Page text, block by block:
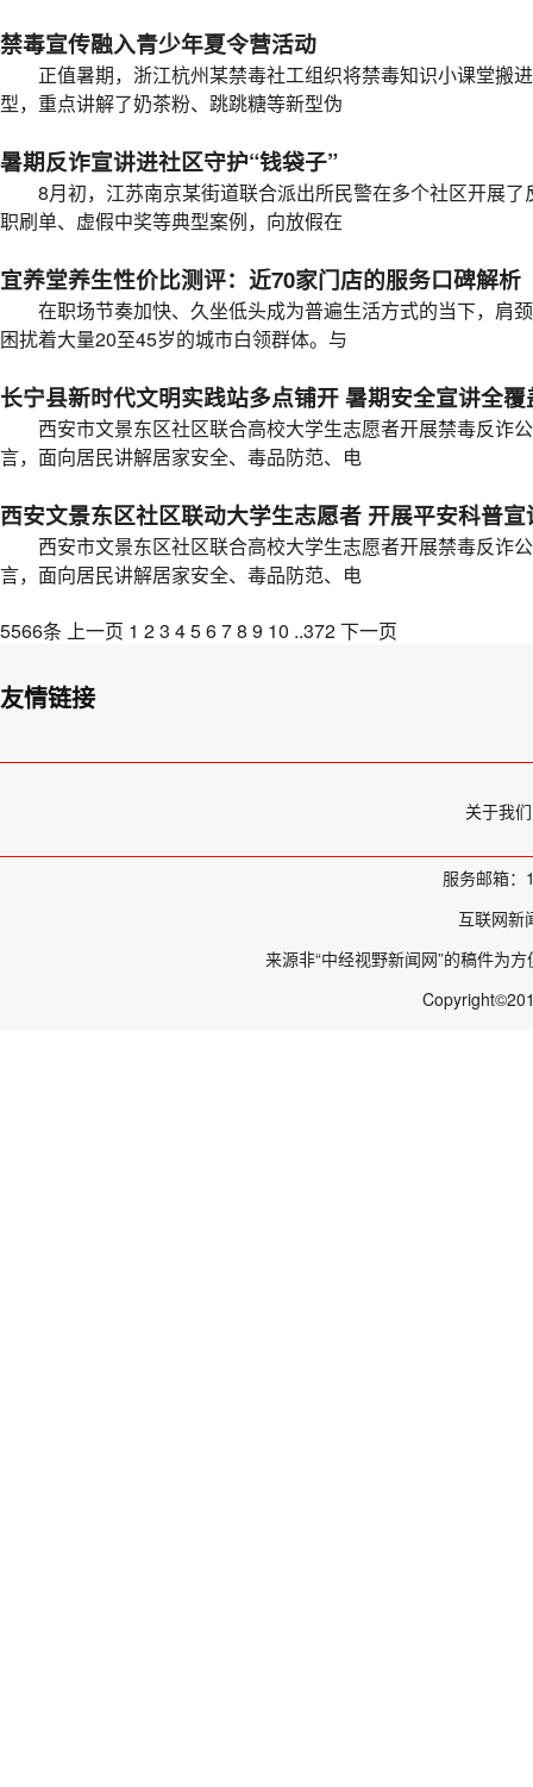
禁毒宣传融入青少年夏令营活动
正值暑期，浙江杭州某禁毒社工组织将禁毒知识小课堂搬
型，重点讲解了奶茶粉、跳跳糖等新型伪
暑期反诈宣讲进社区守护“钱袋子”
8月初，江苏南京某街道联合派出所民警在多个社区开展了
职刷单、虚假中奖等典型案例，向放假在
宜养堂养生性价比测评：近70家门店的服务口碑解析
在职场节奏加快、久坐低头成为普遍生活方式的当下，肩
困扰着大量20至45岁的城市白领群体。与
长宁县新时代文明实践站多点铺开 暑期安全宣讲全覆
西安市文景东区社区联合高校大学生志愿者开展禁毒反诈
言，面向居民讲解居家安全、毒品防范、电
西安文景东区社区联动大学生志愿者 开展平安科普宣
西安市文景东区社区联合高校大学生志愿者开展禁毒反诈
言，面向居民讲解居家安全、毒品防范、电
5566条 上一页 1 23 45678 9 10 ..372下一页
友情链接
关于我们
服务邮箱
互联网新
来源非“中经视野新闻网”的稿件为